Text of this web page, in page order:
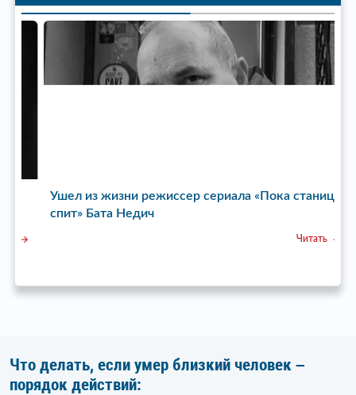
Ушел из жизни режиссер сериала «Пока станица
спит» Бата Недич
Читать
Что делать, если умер близкий человек –
порядок действий: